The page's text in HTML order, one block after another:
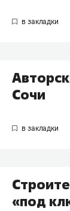
Сочи
«под